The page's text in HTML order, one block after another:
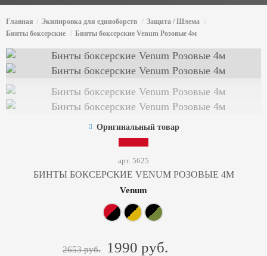
Главная Экипировка для единоборств
Защита / Шлема
Бинты боксерские
Бинты боксерские Venum Розовые 4м
арт. 5625
БИНТЫ БОКСЕРСКИЕ VENUM РОЗОВЫЕ 4М
Venum
Оригинальный товар
2653 руб. 1990 руб.